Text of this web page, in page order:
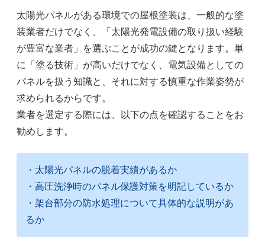
太陽光パネルがある環境での屋根塗装は、一般的な塗
装業者だけでなく、「太陽光発電設備の取り扱い経験
が豊富な業者」を選ぶことが成功の鍵となります。単
に「塗る技術」が高いだけでなく、電気設備としての
パネルを扱う知識と、それに対する慎重な作業姿勢が
求められるからです。
業者を選定する際には、以下の点を確認することをお
勧めします。
・太陽光パネルの脱着実績があるか
・高圧洗浄時のパネル保護対策を明記しているか
・架台部分の防水処理について具体的な説明があ
るか